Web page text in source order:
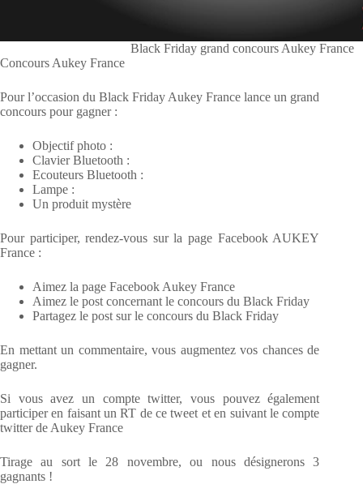
Black Friday grand concours Aukey France
Concours Aukey France
Pour l’occasion du Black Friday Aukey France lance un grand
concours pour gagner :
Objectif photo :
Clavier Bluetooth :
Ecouteurs Bluetooth :
Lampe :
Un produit mystère
Pour participer, rendez-vous sur la page Facebook AUKEY
France :
Aimez la page Facebook Aukey France
Aimez le post concernant le concours du Black Friday
Partagez le post sur le concours du Black Friday
En mettant un commentaire, vous augmentez vos chances de
gagner.
Si vous avez un compte twitter, vous pouvez également
participer en faisant un RT de ce tweet et en suivant le compte
twitter de Aukey France
Tirage au sort le 28 novembre, ou nous désignerons 3
gagnants !